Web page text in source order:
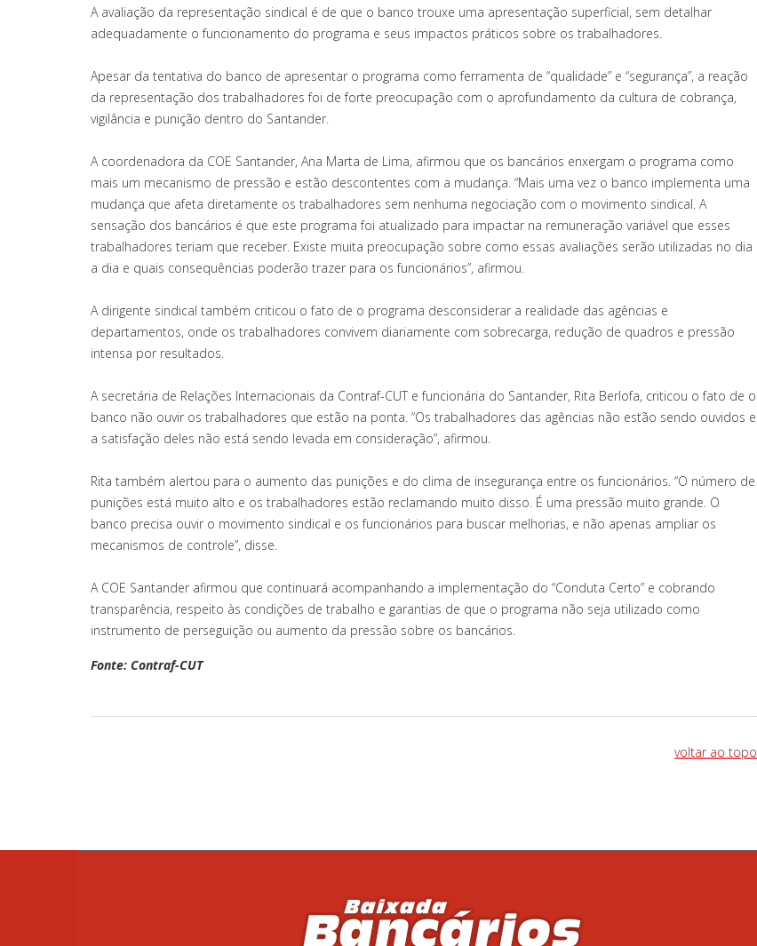
A avaliação da representação sindical é de que o banco trouxe uma apresentação superficial, sem detalhar
adequadamente o funcionamento do programa e seus impactos práticos sobre os trabalhadores.
Apesar da tentativa do banco de apresentar o programa como ferramenta de “qualidade” e “segurança”, a reação
da representação dos trabalhadores foi de forte preocupação com o aprofundamento da cultura de cobrança,
vigilância e punição dentro do Santander.
A coordenadora da COE Santander, Ana Marta de Lima, afirmou que os bancários enxergam o programa como
mais um mecanismo de pressão e estão descontentes com a mudança. “Mais uma vez o banco implementa uma
mudança que afeta diretamente os trabalhadores sem nenhuma negociação com o movimento sindical. A
sensação dos bancários é que este programa foi atualizado para impactar na remuneração variável que esses
trabalhadores teriam que receber. Existe muita preocupação sobre como essas avaliações serão utilizadas no dia
a dia e quais consequências poderão trazer para os funcionários”, afirmou.
A dirigente sindical também criticou o fato de o programa desconsiderar a realidade das agências e
departamentos, onde os trabalhadores convivem diariamente com sobrecarga, redução de quadros e pressão
intensa por resultados.
A secretária de Relações Internacionais da Contraf-CUT e funcionária do Santander, Rita Berlofa, criticou o fato de o
banco não ouvir os trabalhadores que estão na ponta. “Os trabalhadores das agências não estão sendo ouvidos e
a satisfação deles não está sendo levada em consideração”, afirmou.
Rita também alertou para o aumento das punições e do clima de insegurança entre os funcionários. “O número de
punições está muito alto e os trabalhadores estão reclamando muito disso. É uma pressão muito grande. O
banco precisa ouvir o movimento sindical e os funcionários para buscar melhorias, e não apenas ampliar os
mecanismos de controle”, disse.
A COE Santander afirmou que continuará acompanhando a implementação do “Conduta Certo” e cobrando
transparência, respeito às condições de trabalho e garantias de que o programa não seja utilizado como
instrumento de perseguição ou aumento da pressão sobre os bancários.
Fonte: Contraf-CUT
voltar ao topo